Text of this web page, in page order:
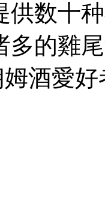
供数十
多的雞
酒愛